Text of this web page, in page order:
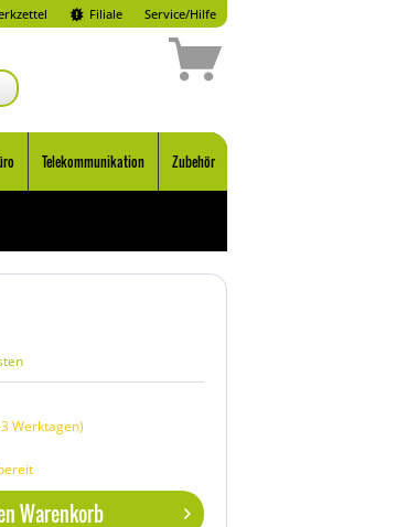
Filiale Service/Hilfe
Telekommunikation Zubehör
Werktagen)
Warenkorb